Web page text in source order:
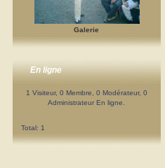
Galerie
En ligne
1 Visiteur, 0 Membre, 0 Modérateur, 0
Administrateur En ligne.
Total: 1